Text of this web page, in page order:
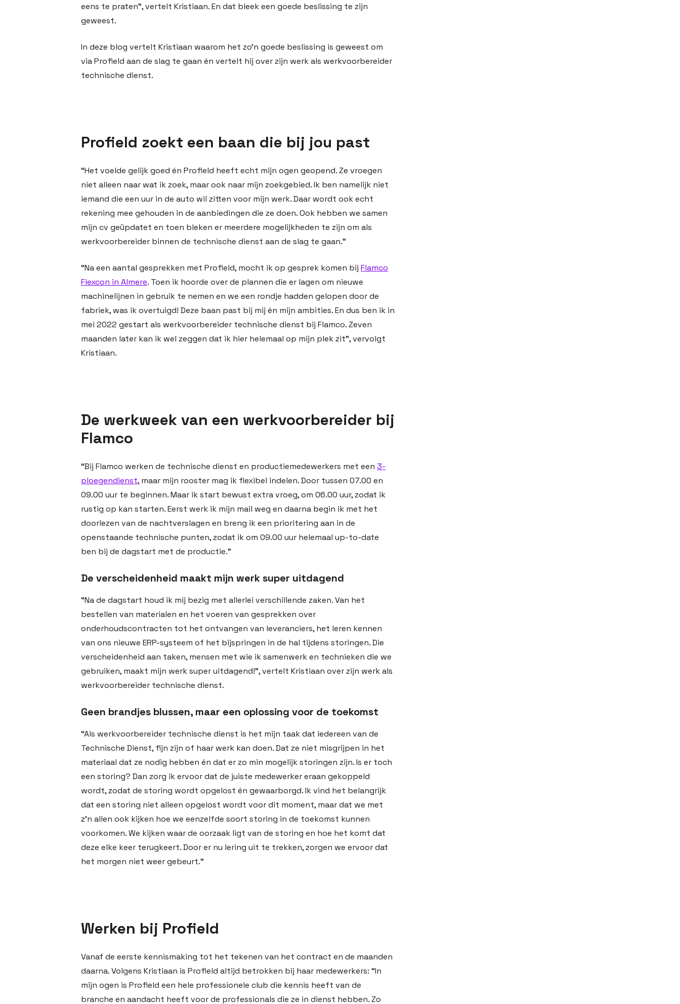
eens te praten”, vertelt Kristiaan. En dat bleek een goede beslissing te zijn
geweest.
In deze blog vertelt Kristiaan waarom het zo’n goede beslissing is geweest om
via Profield aan de slag te gaan én vertelt hij over zijn werk als werkvoorbereider
technische dienst.
Profield zoekt een baan die bij jou past
“Het voelde gelijk goed én Profield heeft echt mijn ogen geopend. Ze vroegen
niet alleen naar wat ik zoek, maar ook naar mijn zoekgebied. Ik ben namelijk niet
iemand die een uur in de auto wil zitten voor mijn werk. Daar wordt ook echt
rekening mee gehouden in de aanbiedingen die ze doen. Ook hebben we samen
mijn cv geüpdatet en toen bleken er meerdere mogelijkheden te zijn om als
werkvoorbereider binnen de technische dienst aan de slag te gaan.”
“Na een aantal gesprekken met Profield, mocht ik op gesprek komen bij Flamco
Flexcon in Almere. Toen ik hoorde over de plannen die er lagen om nieuwe
machinelijnen in gebruik te nemen en we een rondje hadden gelopen door de
fabriek, was ik overtuigd! Deze baan past bij mij én mijn ambities. En dus ben ik in
mei 2022 gestart als werkvoorbereider technische dienst bij Flamco. Zeven
maanden later kan ik wel zeggen dat ik hier helemaal op mijn plek zit”, vervolgt
Kristiaan.
De werkweek van een werkvoorbereider bij
Flamco
“Bij Flamco werken de technische dienst en productiemedewerkers met een 3-
ploegendienst, maar mijn rooster mag ik flexibel indelen. Door tussen 07.00 en
09.00 uur te beginnen. Maar ik start bewust extra vroeg, om 06.00 uur, zodat ik
rustig op kan starten. Eerst werk ik mijn mail weg en daarna begin ik met het
doorlezen van de nachtverslagen en breng ik een prioritering aan in de
openstaande technische punten, zodat ik om 09.00 uur helemaal up-to-date
ben bij de dagstart met de productie.”
De verscheidenheid maakt mijn werk super uitdagend
“Na de dagstart houd ik mij bezig met allerlei verschillende zaken. Van het
bestellen van materialen en het voeren van gesprekken over
onderhoudscontracten tot het ontvangen van leveranciers, het leren kennen
van ons nieuwe ERP-systeem of het bijspringen in de hal tijdens storingen. Die
verscheidenheid aan taken, mensen met wie ik samenwerk en technieken die we
gebruiken, maakt mijn werk super uitdagend!”, vertelt Kristiaan over zijn werk als
werkvoorbereider technische dienst.
Geen brandjes blussen, maar een oplossing voor de toekomst
“Als werkvoorbereider technische dienst is het mijn taak dat iedereen van de
Technische Dienst, fijn zijn of haar werk kan doen. Dat ze niet misgrijpen in het
materiaal dat ze nodig hebben én dat er zo min mogelijk storingen zijn. Is er toch
een storing? Dan zorg ik ervoor dat de juiste medewerker eraan gekoppeld
wordt, zodat de storing wordt opgelost én gewaarborgd. Ik vind het belangrijk
dat een storing niet alleen opgelost wordt voor dit moment, maar dat we met
z’n allen ook kijken hoe we eenzelfde soort storing in de toekomst kunnen
voorkomen. We kijken waar de oorzaak ligt van de storing en hoe het komt dat
deze elke keer terugkeert. Door er nu lering uit te trekken, zorgen we ervoor dat
het morgen niet weer gebeurt.”
Werken bij Profield
Vanaf de eerste kennismaking tot het tekenen van het contract en de maanden
daarna. Volgens Kristiaan is Profield altijd betrokken bij haar medewerkers: “In
mijn ogen is Profield een hele professionele club die kennis heeft van de
branche en aandacht heeft voor de professionals die ze in dienst hebben. Zo